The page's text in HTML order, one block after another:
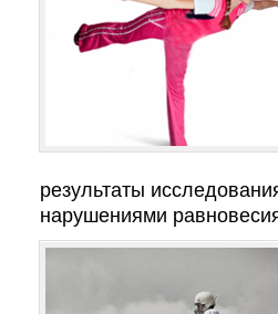
результаты
нарушениями